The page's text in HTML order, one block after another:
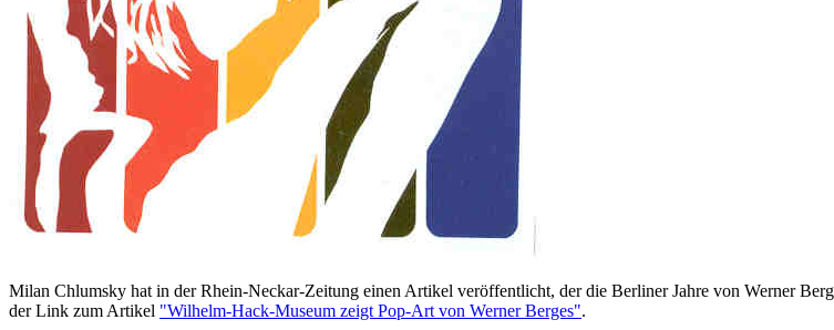
Milan Chlumsky hat in der Rhein-Neckar-Zeitung einen Artikel veröffentlicht, der die Berliner Jahre von Werner
der Link zum Artikel "Wilhelm-Hack-Museum zeigt Pop-Art von Werner Berges".